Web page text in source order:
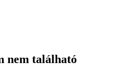
nem található